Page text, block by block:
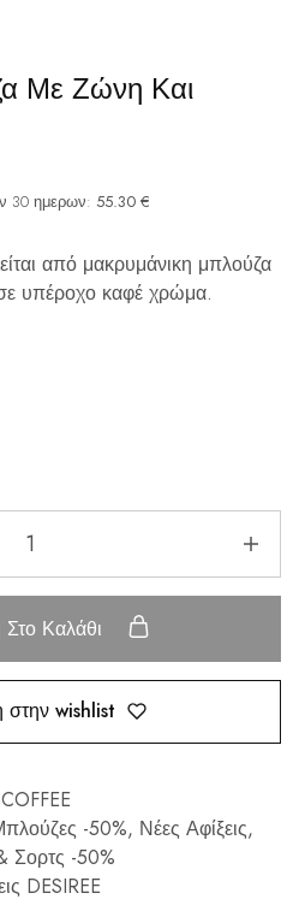
Με Ζώνη Και
30 ημερων: 55.30 €
από μακρυμάνικη μπλούζα
υπέροχο καφέ χρώμα.
Καλάθι
wishlist
-50%, Νέες Αφίξεις,
Σορτς -50%
DESIREE